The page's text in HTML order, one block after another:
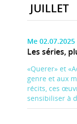
JUILLET
Me 02.07.2025
Les séries,
«Querer» et
genre et aux
récits, ces
sensibiliser à